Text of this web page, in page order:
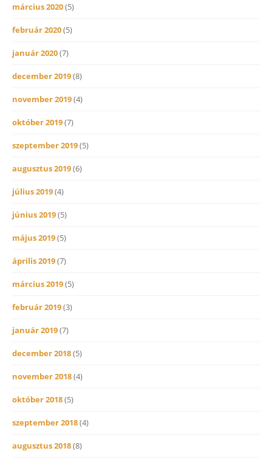
március 2020(5)
február 2020(5)
január 2020(7)
december 2019(8)
november 2019(4)
október 2019(7)
szeptember 2019(5)
augusztus 2019(6)
július 2019(4)
június 2019(5)
május 2019(5)
április 2019(7)
március 2019(5)
február 2019(3)
január 2019(7)
december 2018(5)
november 2018(4)
október 2018(5)
szeptember 2018(4)
augusztus 2018(8)